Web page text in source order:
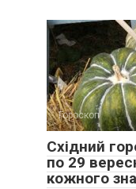
Гороскоп
Східний
по 29
кожного